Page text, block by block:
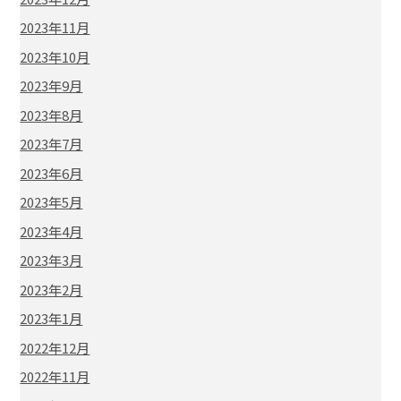
2023年11月
2023年10月
2023年9月
2023年8月
2023年7月
2023年6月
2023年5月
2023年4月
2023年3月
2023年2月
2023年1月
2022年12月
2022年11月